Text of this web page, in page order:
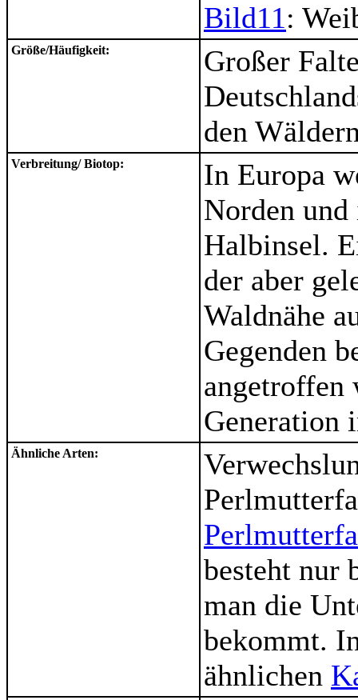
Bild11:
Größe/Häufigkeit:
Großer
den
Verbreitung/ Biotop:
In Europa
Norden
Halbinsel.
der aber
Waldnähe
Gegenden
angetroffen
Generation
Ähnliche Arten:
besteht nur
man die
bekommt.
ähnlichen